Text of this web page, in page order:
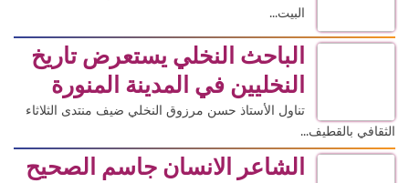
البيت...
الباحث النخلي يستعرض تاريخ
النخليين في المدينة المنورة
تناول الأستاذ حسن مرزوق النخلي ضيف منتدى الثلاثاء
الثقافي بالقطيف...
الشاعر الانسان جاسم الصحيح